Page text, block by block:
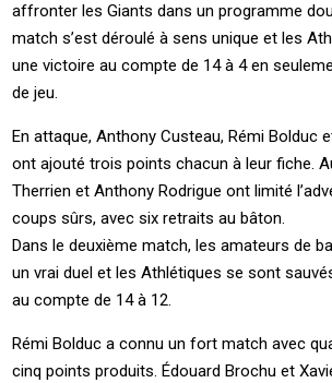
affronter les Giants dans un programme
match s’est déroulé à sens unique et les
une victoire au compte de 14 à 4 en
de jeu.
En attaque, Anthony Custeau, Rémi Bolduc
ont ajouté trois points chacun à leur fiche.
Therrien et Anthony Rodrigue ont limité
coups sûrs, avec six retraits au bâton.
Dans le deuxième match, les amateurs de
un vrai duel et les Athlétiques se sont
au compte de 14 à 12.
Rémi Bolduc a connu un fort match avec
cinq points produits. Édouard Brochu et